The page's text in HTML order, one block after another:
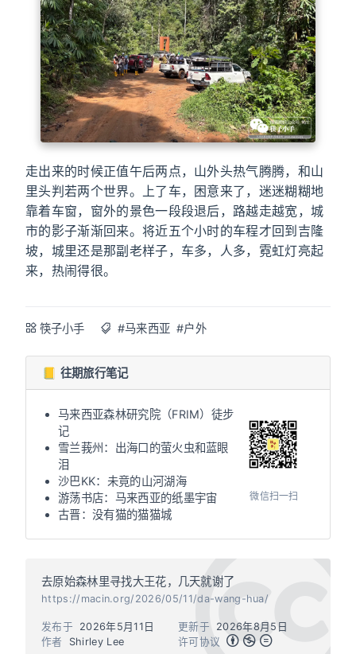
走出来的时候正值午后两点，山外头热气腾腾，和山
里头判若两个世界。上了车，困意来了，迷迷糊糊地
靠着车窗，窗外的景色一段段退后，路越走越宽，城
市的影子渐渐回来。将近五个小时的车程才回到吉隆
坡，城里还是那副老样子，车多，人多，霓虹灯亮起
来，热闹得很。
筷子小手 #马来西亚 #户外
📒 往期旅行笔记
马来西亚森林研究院（FRIM）徒步
记
雪兰莪州：出海口的萤火虫和蓝眼
泪
沙巴KK：未竟的山河湖海
游荡书店：马来西亚的纸墨宇宙
古晋：没有猫的猫猫城
微信扫一扫
去原始森林里寻找大王花，几天就谢了
https://macin.org/2026/05/11/da-wang-hua/
作者 Shirley Lee
发布于 2026年5月11日 更新于
2026年8月5日
许可协议